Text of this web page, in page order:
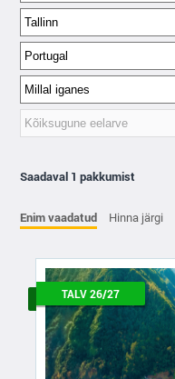
Saadaval 1 pakkumist
Enim vaadatud Hinna järgi
TALV 26/27